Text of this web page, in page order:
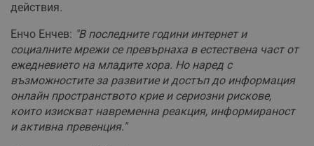
действия.
Енчо Енчев: "В последните години интернет и
социалните мрежи се превърнаха в естествена част от
ежедневието на младите хора. Но наред с
възможностите за развитие и достъп до информация
онлайн пространството крие и сериозни рискове,
които изискват навременна реакция, информираност
и активна превенция."